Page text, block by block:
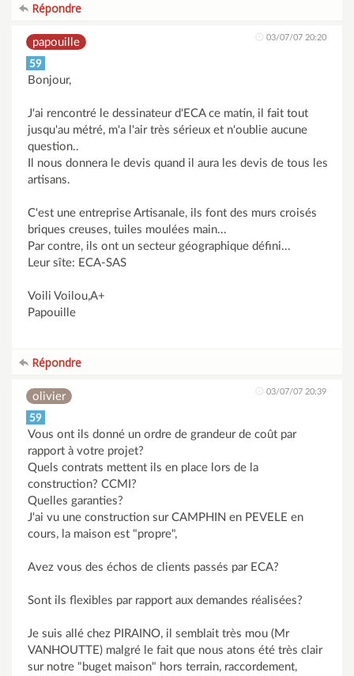
Répondre
papouille 03/07/07 20:20
59
Bonjour,
J'ai rencontré le dessinateur d'ECA ce matin, il fait tout
jusqu'au métré, m'a l'air très sérieux et n'oublie aucune
question..
Il nous donnera le devis quand il aura les devis de tous les
artisans.
C'est une entreprise Artisanale, ils font des murs croisés
briques creuses, tuiles moulées main...
Par contre, ils ont un secteur géographique défini...
Leur sîte: ECA-SAS
Voili Voilou,A+
Papouille
Répondre
olivier 03/07/07 20:39
59
Vous ont ils donné un ordre de grandeur de coût par
rapport à votre projet?
Quels contrats mettent ils en place lors de la
construction? CCMI?
Quelles garanties?
J'ai vu une construction sur CAMPHIN en PEVELE en
cours, la maison est "propre",
Avez vous des échos de clients passés par ECA?
Sont ils flexibles par rapport aux demandes réalisées?
Je suis allé chez PIRAINO, il semblait très mou (Mr
VANHOUTTE) malgré le fait que nous atons été très clair
sur notre "buget maison" hors terrain, raccordement,